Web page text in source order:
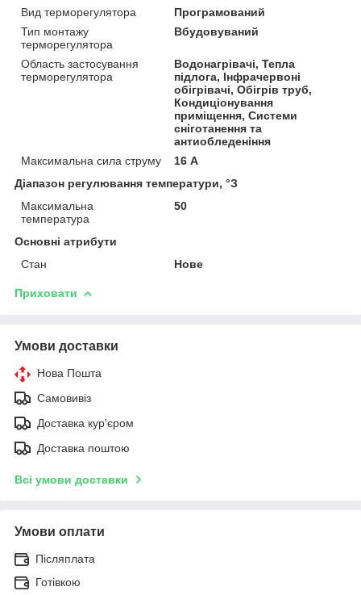
Вид терморегулятора
Програмований
Тип монтажу
терморегулятора
Вбудовуваний
Область застосування
терморегулятора
Водонагрівачі, Тепла
підлога, Інфрачервоні
обігрівачі, Обігрів труб,
Кондиціонування
приміщення, Системи
сніготанення та
антиобледеніння
Максимальна сила струму
16 А
Діапазон регулювання температури, °З
Максимальна
температура
50
Основні атрибути
Стан
Нове
Приховати
Умови доставки
Нова Пошта
Самовивіз
Доставка кур'єром
Доставка поштою
Всі умови доставки
Умови оплати
Післяплата
Готівкою